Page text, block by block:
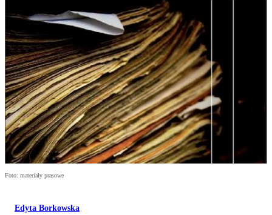
Foto: materiały prasowe
Edyta Borkowska